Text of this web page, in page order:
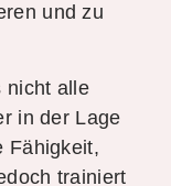
und zu
nicht alle
in der Lage
Fähigkeit,
trainiert